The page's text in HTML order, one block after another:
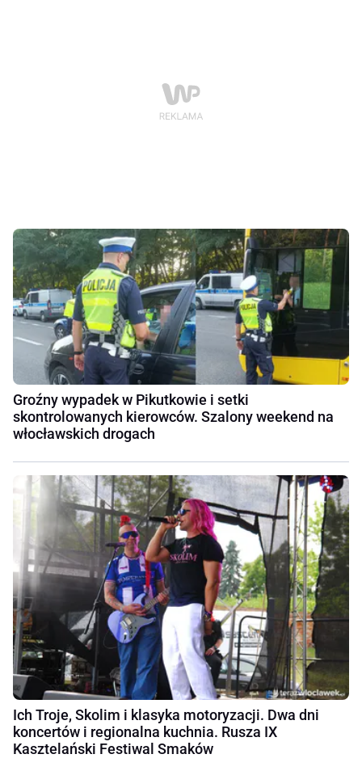
Groźny wypadek w Pikutkowie i setki
skontrolowanych kierowców. Szalony weekend na
włocławskich drogach
Ich Troje, Skolim i klasyka motoryzacji. Dwa dni
koncertów i regionalna kuchnia. Rusza IX
Kasztelański Festiwal Smaków